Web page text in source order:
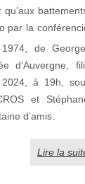
qu’aux
par la
de
d’Auvergne,
à 19h,
et
d’amis.
Lire la